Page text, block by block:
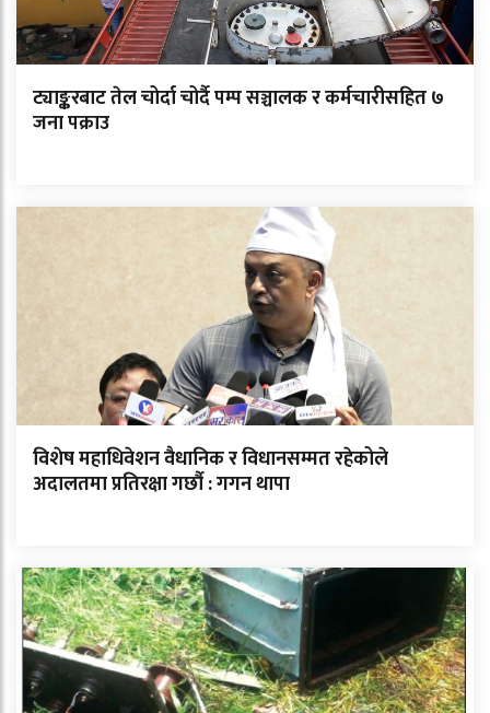
ट्याङ्करबाट तेल चोर्दा चोर्दै पम्प सञ्चालक र कर्मचारीसहित ७
जना पक्राउ
विशेष महाधिवेशन वैधानिक र विधानसम्मत रहेकोले
अदालतमा प्रतिरक्षा गर्छौ : गगन थापा